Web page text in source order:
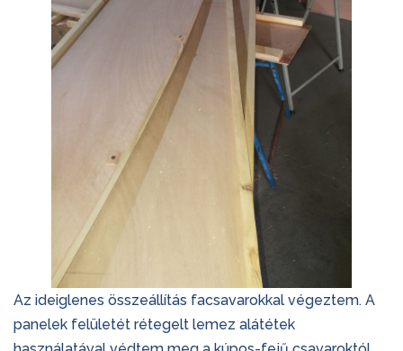
Az ideiglenes összeállítás facsavarokkal végeztem. A
panelek felületét rétegelt lemez alátétek